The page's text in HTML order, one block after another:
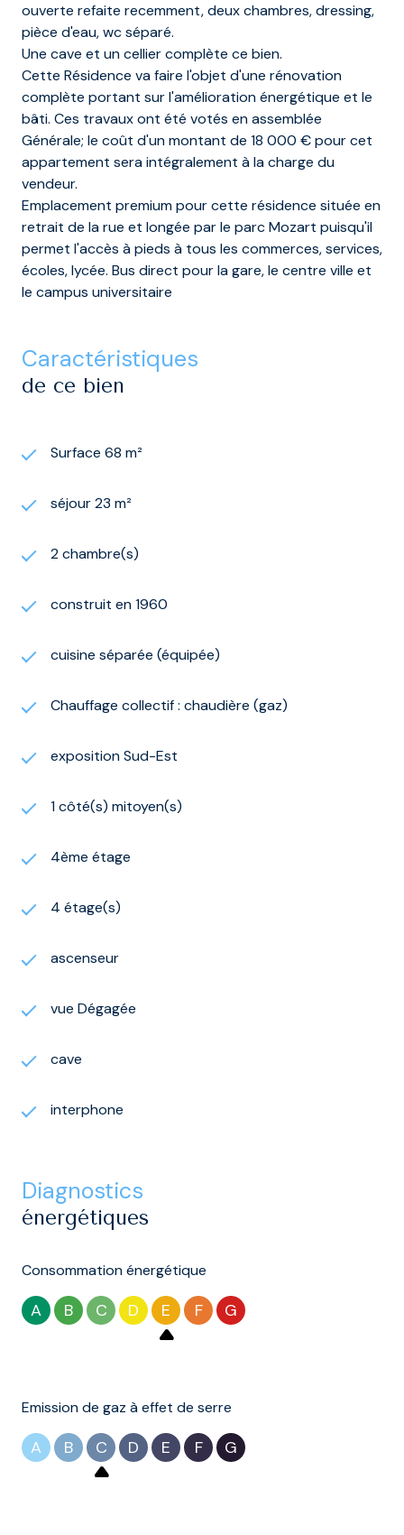
ouverte refaite recemment, deux chambres, dressing,
pièce d'eau, wc séparé.
Une cave et un cellier complète ce bien.
Cette Résidence va faire l'objet d'une rénovation
complète portant sur l'amélioration énergétique et le
bâti. Ces travaux ont été votés en assemblée
Générale; le coût d'un montant de 18 000 € pour cet
appartement sera intégralement à la charge du
vendeur.
Emplacement premium pour cette résidence située en
retrait de la rue et longée par le parc Mozart puisqu'il
permet l'accès à pieds à tous les commerces, services,
écoles, lycée. Bus direct pour la gare, le centre ville et
le campus universitaire
caractéristiques
de ce bien
Surface 68 m²
séjour 23 m²
2 chambre(s)
construit en 1960
cuisine séparée (équipée)
Chauffage collectif : chaudière (gaz)
exposition Sud-Est
1 côté(s) mitoyen(s)
4ème étage
4 étage(s)
ascenseur
vue Dégagée
cave
interphone
diagnostics
énergétiques
Consommation énergétique
A B C D E F G
Emission de gaz à effet de serre
A B C D E F G